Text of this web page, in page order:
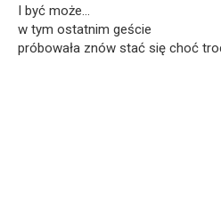
I być może…
w tym ostatnim geście
próbowała znów stać się choć